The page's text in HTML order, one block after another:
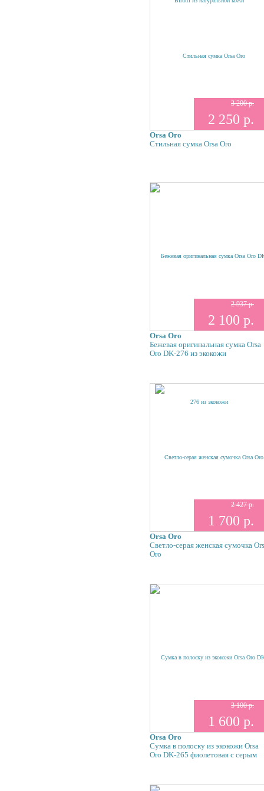
3 200 р.
2 250 р.
Orsa Oro
Стильная сумка Orsa Oro
2 937 р.
2 100 р.
Orsa Oro
Бежевая оригинальная сумка Orsa
Oro DK-276 из экокожи
2 427 р.
1 700 р.
Orsa Oro
Светло-серая женская сумочка
Oro
3 100 р.
1 600 р.
Orsa Oro
Сумка в полоску из экокожи Orsa
Oro DK-265 фиолетовая с серым